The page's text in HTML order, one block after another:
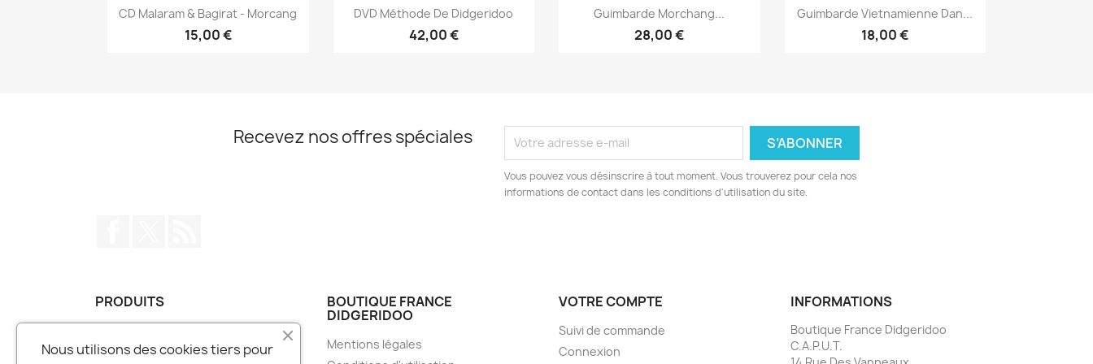
Aperçu rapide
CD Malaram & Bagirat - Morcang
15,00 €
Aperçu rapide
DVD Méthode De Didgeridoo
42,00 €
Aperçu rapide
Guimbarde Morchang...
28,00 €
Aperçu rapide
Guimbarde Vietnamienne Dan...
18,00 €
Recevez nos offres spéciales
Vous pouvez vous désinscrire à tout moment. Vous trouverez pour cela nos
informations de contact dans les conditions d'utilisation du site.
PRODUITS
Carillons à vent
BOUTIQUE FRANCE
DIDGERIDOO
Mentions légales
VOTRE COMPTE
Suivi de commande
Connexion
INFORMATIONS
Boutique France Didgeridoo
C.A.P.U.T.
Nous utilisons des cookies tiers pour